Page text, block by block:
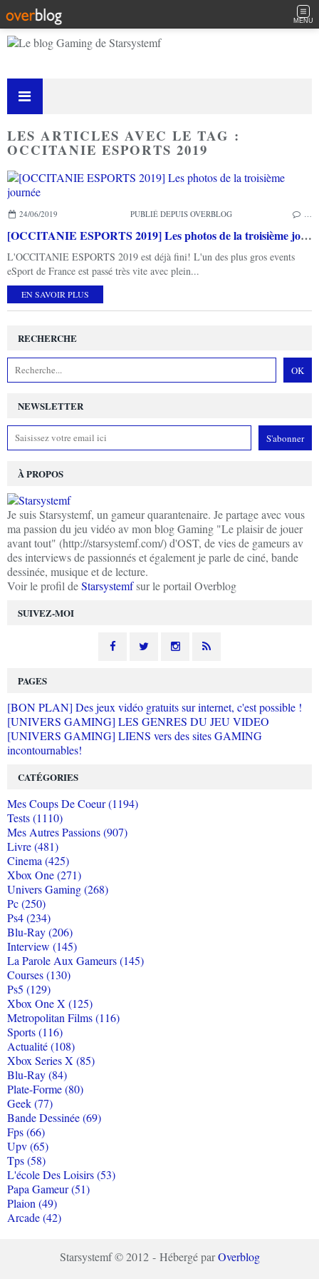
MENU
LES ARTICLES AVEC LE TAG :
OCCITANIE ESPORTS 2019
24/06/2019 PUBLIÉ DEPUIS OVERBLOG
[OCCITANIE ESPORTS 2019] Les photos de la troisième journée
L'OCCITANIE ESPORTS 2019 est déjà fini! L'un des plus gros events
eSport de France est passé très vite avec plein...
EN SAVOIR PLUS
NEWSLETTER
SUIVEZ-MOI
RECHERCHE
À PROPOS
Je suis Starsystemf, un gameur quarantenaire. Je partage avec vous
ma passion du jeu vidéo av mon blog Gaming "Le plaisir de jouer
avant tout" (http://starsystemf.com/) d'OST, de vies de gameurs av
des interviews de passionnés et également je parle de ciné, bande
dessinée, musique et de lecture.
Voir le profil deStarsystemfsur le portail Overblog
PAGES
[BON PLAN] Des jeux vidéo gratuits sur internet, c'est possible !
[UNIVERS GAMING] LES GENRES DU JEU VIDEO
[UNIVERS GAMING] LIENS vers des sites GAMING
incontournables!
CATÉGORIES
Mes Coups De Coeur (1194)
Tests (1110)
Mes Autres Passions (907)
Livre (481)
Cinema (425)
Xbox One (271)
Univers Gaming (268)
Pc (250)
Ps4 (234)
Blu-Ray (206)
Interview (145)
La Parole Aux Gameurs (145)
Courses (130)
Ps5 (129)
Xbox One X (125)
Metropolitan Films (116)
Sports (116)
Actualité (108)
Xbox Series X (85)
Blu-Ray (84)
Plate-Forme (80)
Geek (77)
Bande Dessinée (69)
Fps (66)
Upv (65)
Tps (58)
L'école Des Loisirs (53)
Papa Gameur (51)
Plaion (49)
Arcade (42)
Starsystemf © 2012 - Hébergé parOverblog